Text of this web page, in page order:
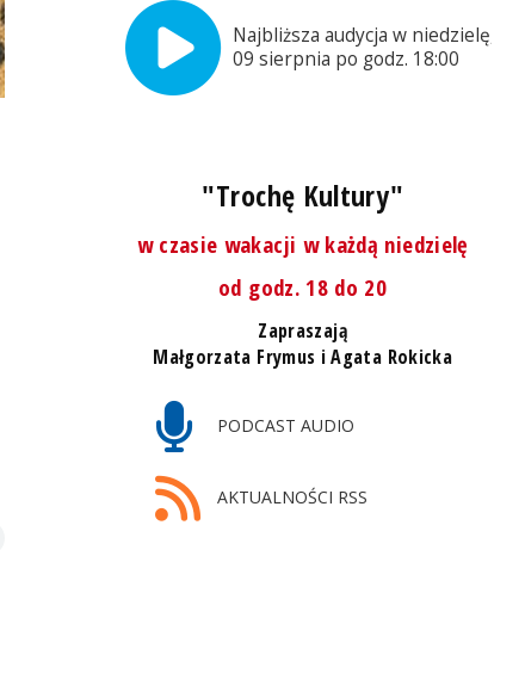
Najbliższa audycja w niedzielę,
09 sierpnia po godz. 18:00
"Trochę Kultury"
w czasie wakacji w każdą niedzielę
od godz. 18 do 20
Zapraszają
Małgorzata Frymus i Agata Rokicka
PODCAST AUDIO
AKTUALNOŚCI RSS